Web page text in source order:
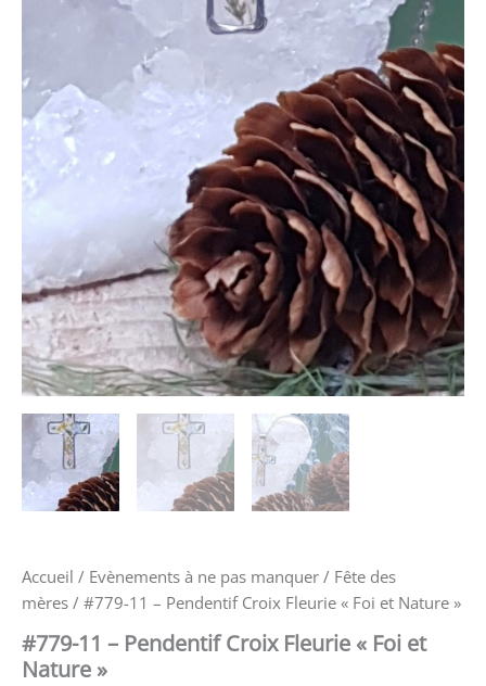
Accueil / Evènements à ne pas manquer / Fête des
mères / #779-11 – Pendentif Croix Fleurie « Foi et Nature »
#779-11 – Pendentif Croix Fleurie « Foi et
Nature »